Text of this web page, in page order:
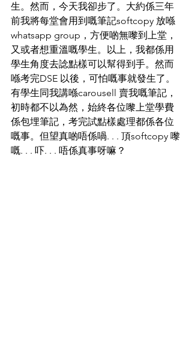
生。然而，今天我卻步了。大約係三年
前我將每堂會用到嘅筆記softcopy 放喺
whatsapp group，方便啲無嚟到上堂，
又或者想重溫嘅學生。以上，我都係用
學生角度去諗點樣可以幫得到手。然而
喺考完DSE 以後，可怕嘅事就發生了。
有學生同我講喺carousell 賣我嘅筆記，
初時都不以為然，始終各位嚟上堂學費
係包埋筆記，考完試點樣處理都係各位
嘅事。但望真啲唔係喎. . . 頂softcopy 嚟
嘅. . . 吓. . . 唔係真事呀嘛？